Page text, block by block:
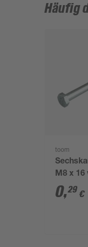
Häufig
toom
M8 x 16
558
0,29 €